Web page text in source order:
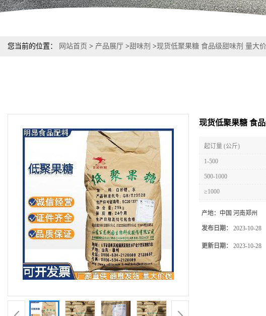
您当前的位置： 网站首页 > 产品展厅 >甜味剂 >现货低聚果糖 食品级甜味剂 量大
现货低聚果糖 食
起订量 (公斤)
1-500
500-1000
≥1000
产地： 中国 河南郑州
发布日期： 2023-10-28
更新日期： 2023-10-28